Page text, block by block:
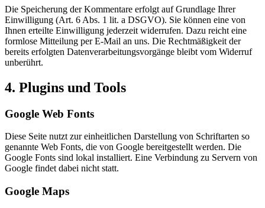
Die Speicherung der Kommentare erfolgt auf Grundlage Ihrer
Einwilligung (Art. 6 Abs. 1 lit. a DSGVO). Sie können eine von
Ihnen erteilte Einwilligung jederzeit widerrufen. Dazu reicht eine
formlose Mitteilung per E-Mail an uns. Die Rechtmäßigkeit der
bereits erfolgten Datenverarbeitungsvorgänge bleibt vom Widerruf
unberührt.
4. Plugins und Tools
Google Web Fonts
Diese Seite nutzt zur einheitlichen Darstellung von Schriftarten so
genannte Web Fonts, die von Google bereitgestellt werden. Die
Google Fonts sind lokal installiert. Eine Verbindung zu Servern von
Google findet dabei nicht statt.
Google Maps